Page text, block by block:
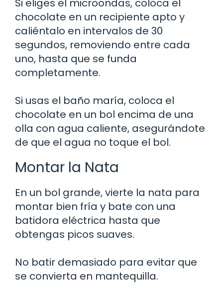
Si eliges el microondas, coloca el
chocolate en un recipiente apto y
caliéntalo en intervalos de 30
segundos, removiendo entre cada
uno, hasta que se funda
completamente.
Si usas el baño maría, coloca el
chocolate en un bol encima de una
olla con agua caliente, asegurándote
de que el agua no toque el bol.
Montar la Nata
En un bol grande, vierte la nata para
montar bien fría y bate con una
batidora eléctrica hasta que
obtengas picos suaves.
No batir demasiado para evitar que
se convierta en mantequilla.